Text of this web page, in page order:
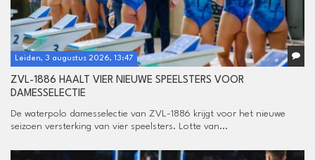
Leiden, 3 augustus 2026, 13:47
ZVL-1886 HAALT VIER NIEUWE SPEELSTERS VOOR
DAMESSELECTIE
De waterpolo damesselectie van ZVL-1886 krijgt voor het nieuwe
seizoen versterking van vier speelsters. Lotte van...